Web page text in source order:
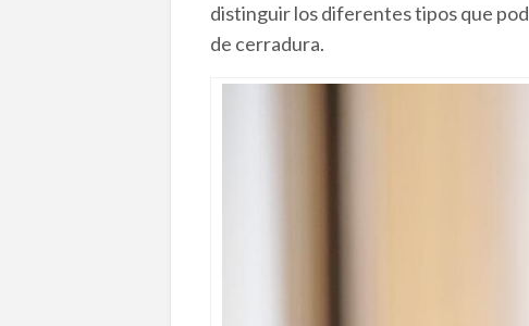
distinguir los diferentes tipos que
de cerradura.